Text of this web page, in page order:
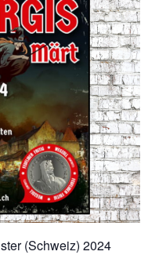
(Schweiz) 2024